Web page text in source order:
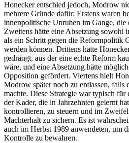
Honecker entschied jedoch, Modrow
mehrere Gründe dafür: Erstens waren
innenpolitische Unruhen im Gange, die
Zweitens hätte eine Absetzung sowohl
als ein Schritt gegen die Reformpolitik
werden können. Drittens hätte
gedrängt, aus der eine echte Reform
wäre, und eine Absetzung hätte
Opposition gefördert. Viertens hielt
Modrow später noch zu entlassen, falls
machte. Diese Strategie war typisch für
der Kader, die in Jahrzehnten gelernt
kontrollieren, zu steuern und im
Machterhalt zu sichern. Es ist
auch im Herbst 1989 anwendeten, um
Kontrolle zu bewahren.